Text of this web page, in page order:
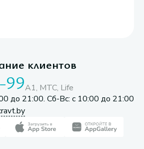
клиентов
99A1, МТС, Life
до 21:00. Сб-Вс: с 10:00 до 21:00